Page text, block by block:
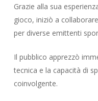
Grazie alla sua
gioco, iniziò a
per diverse emittenti
Il pubblico apprezzò
tecnica e la capacità di
coinvolgente.